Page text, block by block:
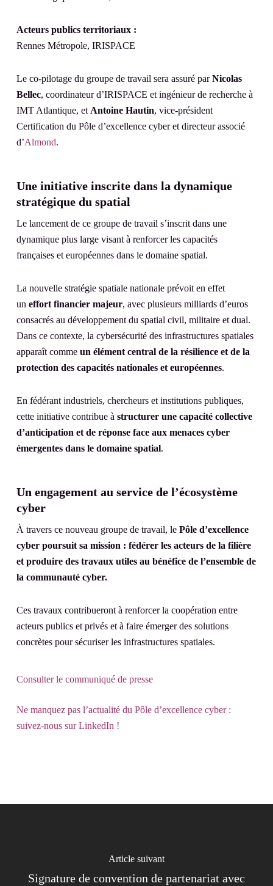
Acteurs publics territoriaux :
Rennes Métropole, IRISPACE
Le co-pilotage du groupe de travail sera assuré parNicolas
Bellec, coordinateur d’IRISPACE et ingénieur de recherche à
IMT Atlantique, et Antoine Hautin, vice-président
Certification du Pôle d’excellence cyber et directeur associé
d’Almond.
Une initiative inscrite dans la dynamique
stratégique du spatial
Le lancement de ce groupe de travail s’inscrit dans une
dynamique plus large visant à renforcer les capacités
françaises et européennes dans le domaine spatial.
La nouvelle stratégie spatiale nationale prévoit en effet
un effort financier majeur, avec plusieurs milliards d’euros
consacrés au développement du spatial civil, militaire et dual.
Dans ce contexte, la cybersécurité des infrastructures spatiales
apparaît comme un élément central de la résilience et de la
protection des capacités nationales et européennes.
En fédérant industriels, chercheurs et institutions publiques,
cette initiative contribue à structurer une capacité collective
d’anticipation et de réponse face aux menaces cyber
émergentes dans le domaine spatial.
Un engagement au service de l’écosystème
cyber
À travers ce nouveau groupe de travail, le Pôle d’excellence
cyber poursuit sa mission : fédérer les acteurs de la filière
et produire des travaux utiles au bénéfice de l’ensemble de
la communauté cyber.
Ces travaux contribueront à renforcer la coopération entre
acteurs publics et privés et à faire émerger des solutions
concrètes pour sécuriser les infrastructures spatiales.
Consulter le communiqué de presse
Ne manquez pas l’actualité du Pôle d’excellence cyber :
suivez-nous sur LinkedIn !
Article suivant
Signature de convention de partenariat avec